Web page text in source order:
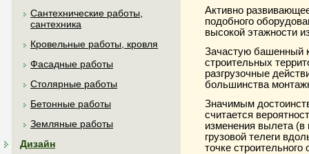
Сантехнические работы,
сантехника
Кровельные работы, кровля
Фасадные работы
Столярные работы
Бетонные работы
Земляные работы
Дизайн
Активно
подобного
высокой этажности
Зачастую башенный
строительных
разгрузочные
большинства
Значимым
считается
изменения вылета (в
грузовой телеги
точке